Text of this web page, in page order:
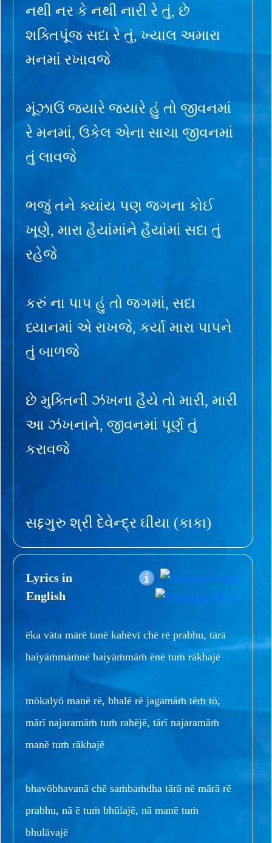
નથી નર કે નથી નારી રે તું, છે
શક્તિપૂંજ સદા રે તું, ખ્યાલ અમારા
મનમાં રખાવજે
મૂંઝાઉં જ્યારે જ્યારે હું તો જીવનમાં
રે મનમાં, ઉકેલ એના સાચા જીવનમાં
તું લાવજે
ભજું તને ક્યાંય પણ જગના કોઈ
ખૂણે, મારા હૈયાંમાંને હૈયાંમાં સદા તું
રહેજે
કરું ના પાપ હું તો જગમાં, સદા
ધ્યાનમાં એ રાખજે, કર્યા મારા પાપને
તું બાળજે
છે મુક્તિની ઝંખના હૈયે તો મારી, મારી
આ ઝંખનાને, જીવનમાં પૂર્ણ તું
કરાવજે
સદ્દગુરુ શ્રી દેવેન્દ્ર ઘીયા (કાકા)
Lyrics in
English
ēka vāta mārē tanē kahēvī chē rē prabhu, tārā
haiyāṁmāṁnē haiyāṁmāṁ ēnē tuṁ rākhajē
mōkalyō manē rē, bhalē rē jagamāṁ tēṁ tō,
mārī najaramāṁ tuṁ rahējē, tārī najaramāṁ
manē tuṁ rākhajē
bhavōbhavanā chē saṁbaṁdha tārā nē mārā rē
prabhu, nā ē tuṁ bhūlajē, nā manē tuṁ
bhulāvajē